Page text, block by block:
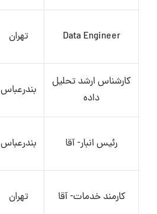
Data Engineer تهران
کارشناس ارشد تحلیل
داده
بندرعباس
رئیس انبار- آقا بندرعباس
کارمند خدمات- آقا تهران